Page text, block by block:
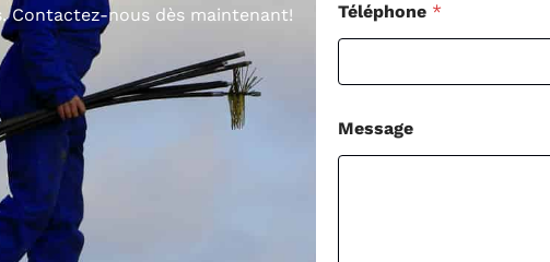
Contactez-nous dès maintenant!
Téléphone *
Message